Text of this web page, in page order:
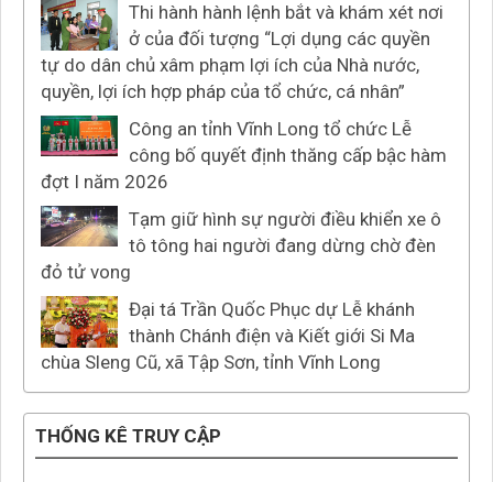
Thi hành hành lệnh bắt và khám xét nơi
ở của đối tượng “Lợi dụng các quyền
tự do dân chủ xâm phạm lợi ích của Nhà nước,
quyền, lợi ích hợp pháp của tổ chức, cá nhân”
Công an tỉnh Vĩnh Long tổ chức Lễ
công bố quyết định thăng cấp bậc hàm
đợt I năm 2026
Tạm giữ hình sự người điều khiển xe ô
tô tông hai người đang dừng chờ đèn
đỏ tử vong
Đại tá Trần Quốc Phục dự Lễ khánh
thành Chánh điện và Kiết giới Si Ma
chùa Sleng Cũ, xã Tập Sơn, tỉnh Vĩnh Long
THỐNG KÊ TRUY CẬP